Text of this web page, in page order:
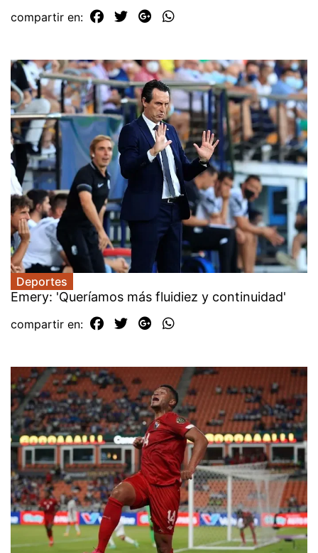
compartir en:
Deportes
Emery: 'Queríamos más fluidiez y continuidad'
compartir en: